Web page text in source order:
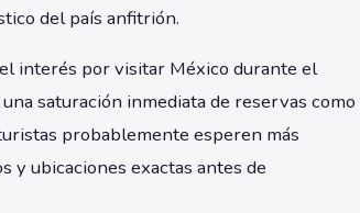
del país anfitrión.
interés por visitar México durante el
saturación inmediata de reservas como
probablemente esperen más
y ubicaciones exactas antes de